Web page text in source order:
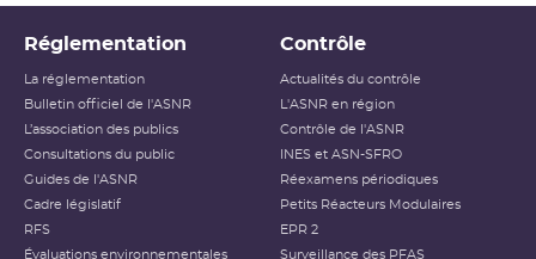
Réglementation
La réglementation
Bulletin officiel de l'ASNR
L’association des publics
Consultations du public
Guides de l'ASNR
Cadre législatif
RFS
Évaluations environnementales
Contrôle
Actualités du contrôle
L'ASNR en région
Contrôle de l'ASNR
INES et ASN-SFRO
Réexamens périodiques
Petits Réacteurs Modulaires
EPR 2
Surveillance des PFAS